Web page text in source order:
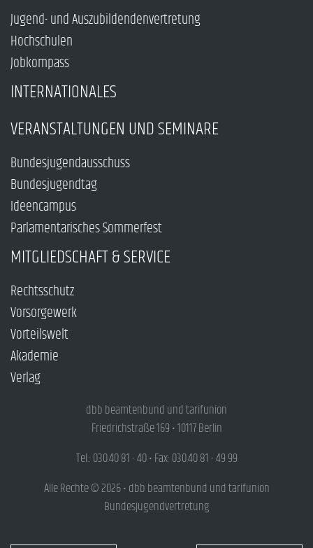
Jugend- und Auszubildendenvertretung
Hochschulen
Jobkompass
INTERNATIONALES
VERANSTALTUNGEN UND SEMINARE
Bundesjugendausschuss
Bundesjugendtag
Ideencampus
Parlamentarisches Sommerfest
MITGLIEDSCHAFT & SERVICE
Rechtsschutz
Vorsorgewerk
Vorteilswelt
Akademie
Verlag
dbb beamtenbund und tarifunion
Friedrichstraße 169 • 10117 Berlin
Tel.: 030.40 81 - 40 • Fax: 030.40 81 - 49 99
Alle Rechte © 2026 • dbb beamtenbund und tarifunion
Bundesjugendvertretung